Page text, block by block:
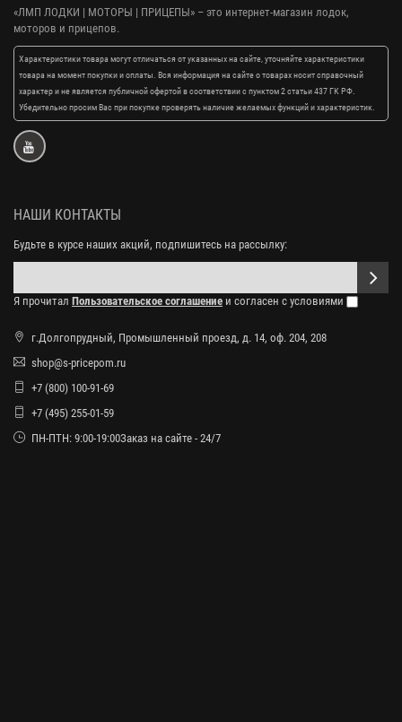
«ЛМП ЛОДКИ | МОТОРЫ | ПРИЦЕПЫ» – это интернет-магазин лодок,
моторов и прицепов.
Характеристики товара могут отличаться от указанных на сайте, уточняйте характеристики
товара на момент покупки и оплаты. Вся информация на сайте о товарах носит справочный
характер и не является публичной офертой в соответствии с пунктом 2 статьи 437 ГК РФ.
Убедительно просим Вас при покупке проверять наличие желаемых функций и характеристик.
НАШИ КОНТАКТЫ
Будьте в курсе наших акций, подпишитесь на рассылку:
Я прочитал Пользовательское соглашение и согласен с условиями
г.Долгопрудный, Промышленный проезд, д. 14, оф. 204, 208
shop@s-pricepom.ru
+7 (800) 100-91-69
+7 (495) 255-01-59
ПН-ПТН: 9:00-19:00Заказ на сайте - 24/7